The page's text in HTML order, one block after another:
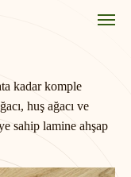
kadar komple
huş ağacı ve
sahip lamine ahşap